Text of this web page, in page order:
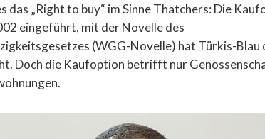
das „Right to buy“ im Sinne Thatchers: Die
eingeführt, mit der Novelle des
(WGG-Novelle) hat Türkis-Blau
Doch die Kaufoption betrifft nur